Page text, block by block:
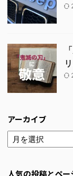
アーカイブ